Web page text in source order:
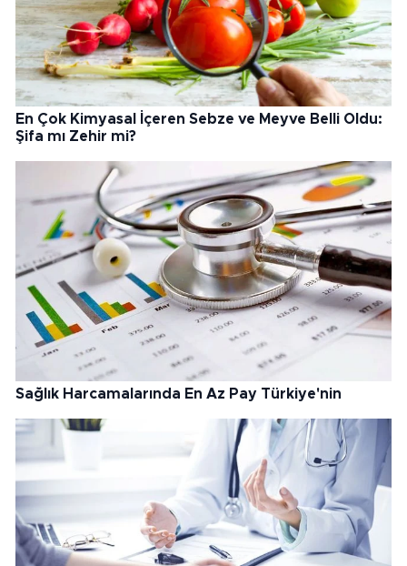
En Çok Kimyasal İçeren Sebze ve Meyve Belli Oldu:
Şifa mı Zehir mi?
Sağlık Harcamalarında En Az Pay Türkiye'nin